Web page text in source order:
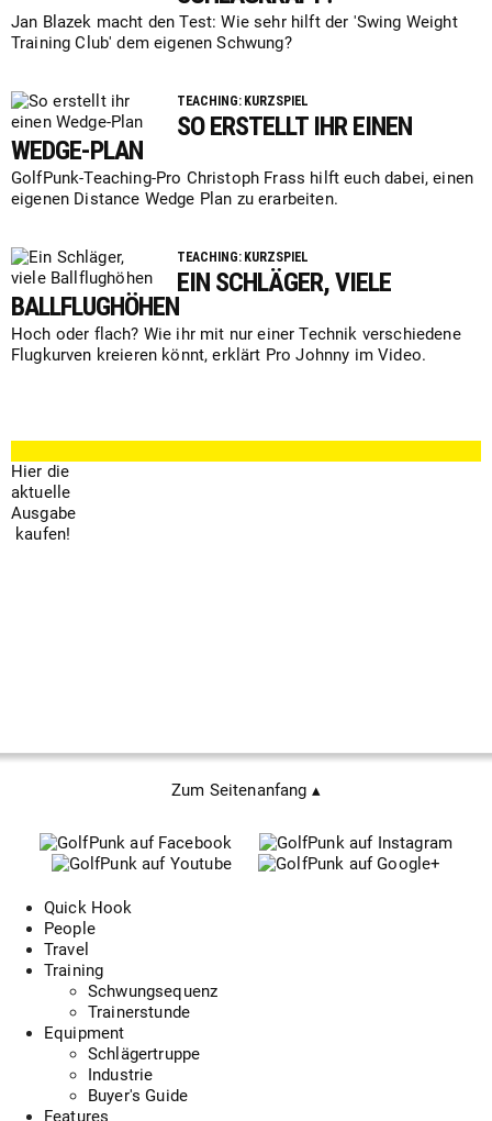
Jan Blazek macht den Test: Wie sehr hilft der 'Swing Weight
Training Club' dem eigenen Schwung?
TEACHING: KURZSPIEL
SO ERSTELLT IHR EINEN
WEDGE-PLAN
GolfPunk-Teaching-Pro Christoph Frass hilft euch dabei, einen
eigenen Distance Wedge Plan zu erarbeiten.
TEACHING: KURZSPIEL
EIN SCHLÄGER, VIELE
BALLFLUGHÖHEN
Hoch oder flach? Wie ihr mit nur einer Technik verschiedene
Flugkurven kreieren könnt, erklärt Pro Johnny im Video.
Hier die
aktuelle
Ausgabe
kaufen!
Zum Seitenanfang ▴
Quick Hook
People
Travel
Training
Schwungsequenz
Trainerstunde
Equipment
Schlägertruppe
Industrie
Buyer's Guide
Features